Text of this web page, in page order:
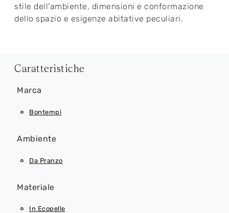
stile dell'ambiente, dimensioni e conformazione
dello spazio e esigenze abitative peculiari.
Caratteristiche
Marca
Bontempi
Ambiente
Da Pranzo
Materiale
In Ecopelle